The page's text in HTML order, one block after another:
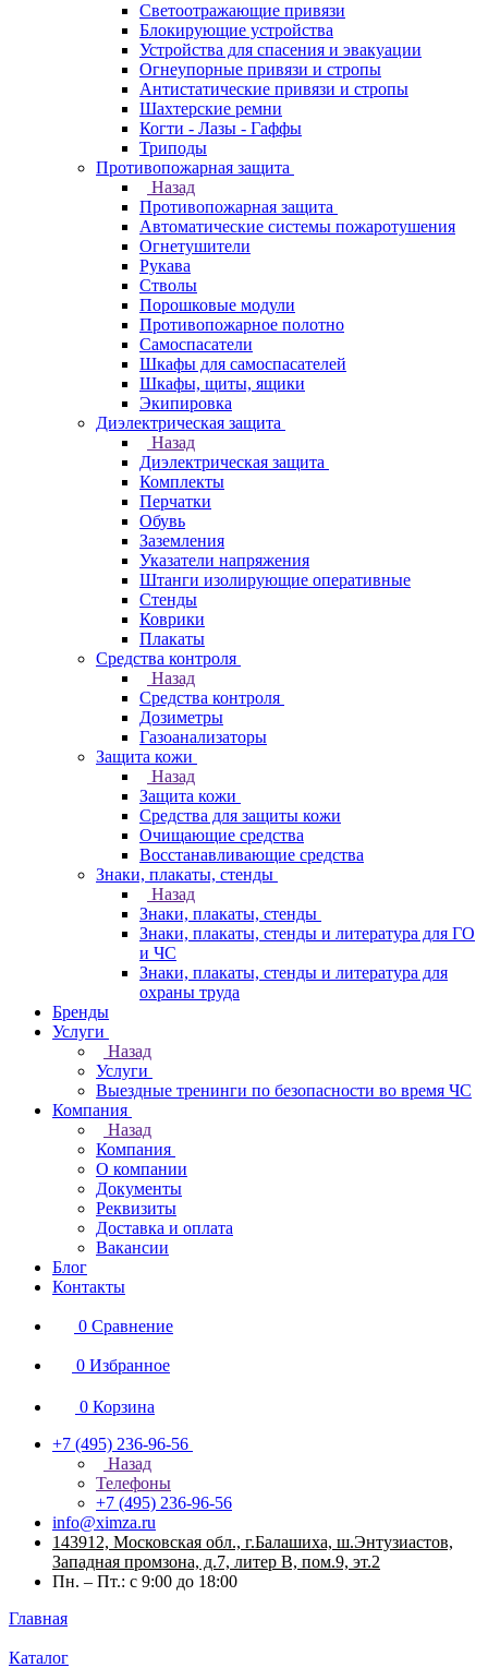
Светоотражающие привязи
Блокирующие устройства
Устройства для спасения и эвакуации
Огнеупорные привязи и стропы
Антистатические привязи и стропы
Шахтерские ремни
Когти - Лазы - Гаффы
Триподы
Противопожарная защита
Назад
Противопожарная защита
Автоматические системы пожаротушения
Огнетушители
Рукава
Стволы
Порошковые модули
Противопожарное полотно
Самоспасатели
Шкафы для самоспасателей
Шкафы, щиты, ящики
Экипировка
Диэлектрическая защита
Назад
Диэлектрическая защита
Комплекты
Перчатки
Обувь
Заземления
Указатели напряжения
Штанги изолирующие оперативные
Стенды
Коврики
Плакаты
Средства контроля
Назад
Средства контроля
Дозиметры
Газоанализаторы
Защита кожи
Назад
Защита кожи
Средства для защиты кожи
Очищающие средства
Восстанавливающие средства
Знаки, плакаты, стенды
Назад
Знаки, плакаты, стенды
Знаки, плакаты, стенды и литература для ГО
и ЧС
Знаки, плакаты, стенды и литература для
охраны труда
Бренды
Услуги
Назад
Услуги
Выездные тренинги по безопасности во время ЧС
Компания
Назад
Компания
О компании
Документы
Реквизиты
Доставка и оплата
Вакансии
Блог
Контакты
0 Сравнение
0 Избранное
0 Корзина
+7 (495) 236-96-56
Назад
Телефоны
+7 (495) 236-96-56
info@ximza.ru
143912, Московская обл., г.Балашиха, ш.Энтузиастов,
Западная промзона, д.7, литер В, пом.9, эт.2
Пн. – Пт.: с 9:00 до 18:00
Главная
Каталог